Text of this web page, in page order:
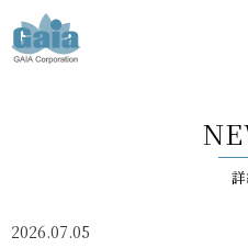
ア -
2026.07.05